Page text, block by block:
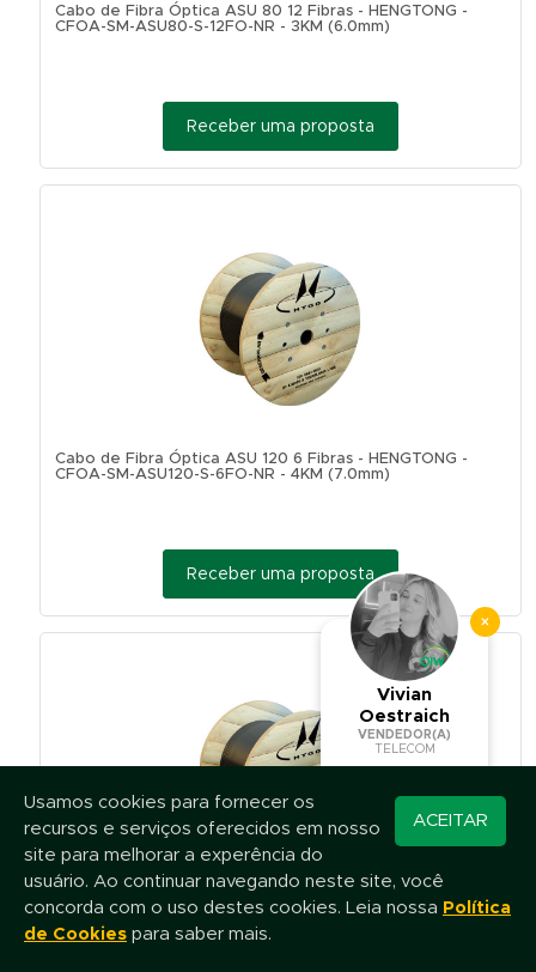
Cabo de Fibra Óptica ASU 80 12 Fibras - HENGTONG -
CFOA-SM-ASU80-S-12FO-NR - 3KM (6.0mm)
Receber uma proposta
Cabo de Fibra Óptica ASU 120 6 Fibras - HENGTONG -
CFOA-SM-ASU120-S-6FO-NR - 4KM (7.0mm)
Receber uma proposta
Cabo de Fibra Óptica ASU 120 12 Fibras - HENGTONG -
CFOA-SM-ASU120-S-12FO-NR - 4KM (7.0mm)
×
Vivian
Oestraich
VENDEDOR(A)
TELECOM
WhatsApp
ACEITAR
Usamos cookies para fornecer os
recursos e serviços oferecidos em nosso
site para melhorar a experência do
usuário. Ao continuar navegando neste site, você
concorda com o uso destes cookies. Leia nossa Política
de Cookies para saber mais.